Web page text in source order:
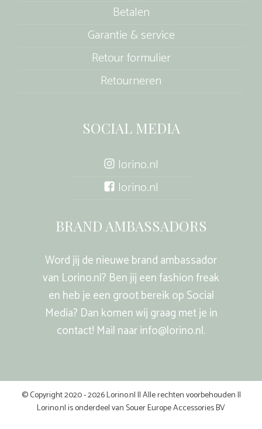
Betalen
Garantie & service
Retour formulier
Retourneren
SOCIAL MEDIA
lorino.nl
lorino.nl
BRAND AMBASSADORS
Word jij de nieuwe brand ambassador
van Lorino.nl? Ben jij een fashion freak
en heb je een groot bereik op Social
Media? Dan komen wij graag met je in
contact! Mail naar info@lorino.nl.
© Copyright 2020 - 2026 Lorino.nl || Alle rechten voorbehouden ||
Lorino.nl is onderdeel van Souer Europe Accessories BV